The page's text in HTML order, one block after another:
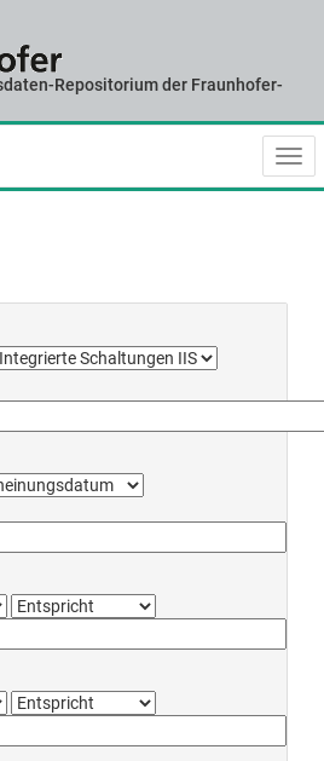
Repositorium der Fraunhofer-